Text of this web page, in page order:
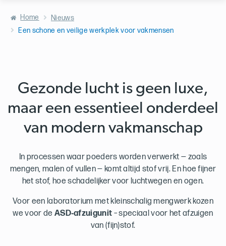
Home
Nieuws
Een schone en veilige werkplek voor vakmensen
Gezonde lucht is geen luxe,
maar een essentieel onderdeel
van modern vakmanschap
In processen waar poeders worden verwerkt — zoals
mengen, malen of vullen — komt altijd stof vrij. En hoe fijner
het stof, hoe schadelijker voor luchtwegen en ogen.
Voor een laboratorium met kleinschalig mengwerk kozen
we voor de ASD‑afzuigunit – speciaal voor het afzuigen
van (fijn)stof.